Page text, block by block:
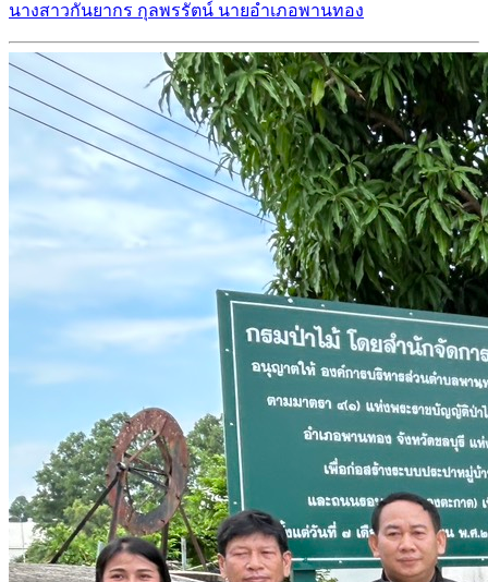
นางสาวกันยากร กุลพรรัตน์ นายอำเภอพานทอง